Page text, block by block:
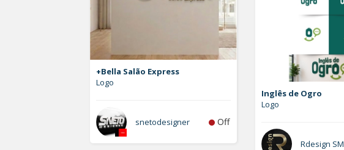
+Bella Salão Express
Logo
snetodesigner Off
Inglês de Ogro
Logo
Rdesign SM